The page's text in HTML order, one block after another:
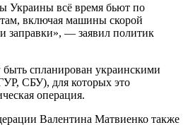
Украины всё время бьют по
включая машины скорой
заправки», — заявил политик
спланирован украинскими
СБУ), для которых это
операция.
Валентина Матвиенко также